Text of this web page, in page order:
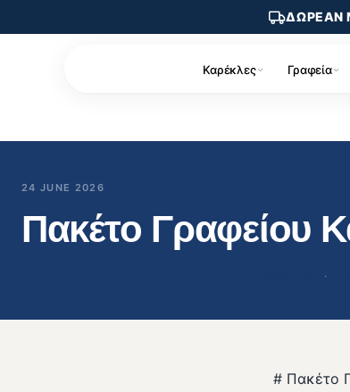
ΔΩΡΕΑΝ
Καρέκλες Γραφεία
24 JUNE 2026
Πακέτο Γραφείου
·
# Πακέτο